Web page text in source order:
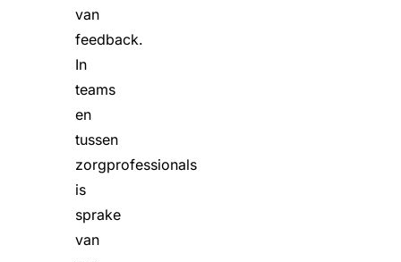
van
feedback.
In
teams
en
tussen
zorgprofessionals
is
sprake
van